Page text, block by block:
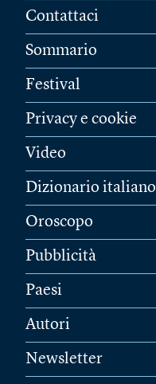
Contattaci
Sommario
Festival
Privacy e cookie
Video
Dizionario italiano
Oroscopo
Pubblicità
Paesi
Autori
Newsletter